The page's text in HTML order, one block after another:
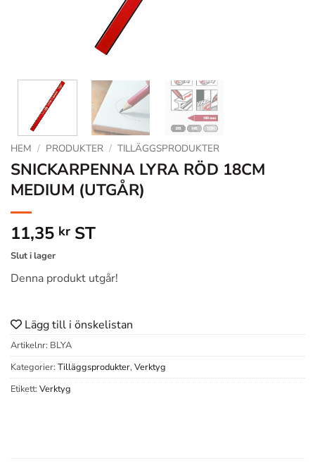
HEM / PRODUKTER / TILLÄGGSPRODUKTER
SNICKARPENNA LYRA RÖD 18CM
MEDIUM (UTGÅR)
11,35 kr ST
Slut i lager
Denna produkt utgår!
Lägg till i önskelistan
Artikelnr: BLYA
Kategorier: Tilläggsprodukter, Verktyg
Etikett: Verktyg